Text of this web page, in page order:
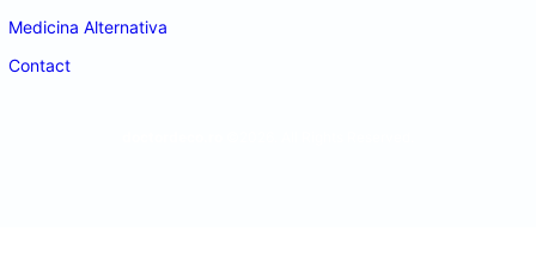
Medicina Alternativa
Contact